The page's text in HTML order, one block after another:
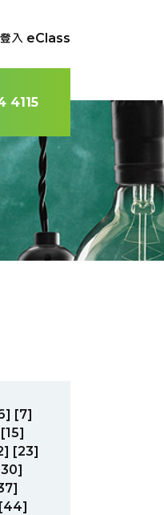
登入 eClass
4115
[7]
[15]
[23]
[44]